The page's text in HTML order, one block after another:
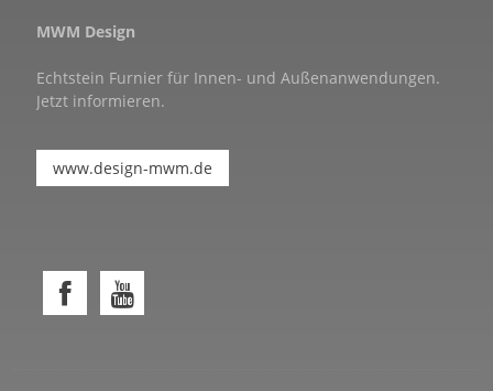
MWM Design
Echtstein Furnier für Innen- und Außenanwendungen.
Jetzt informieren.
www.design-mwm.de